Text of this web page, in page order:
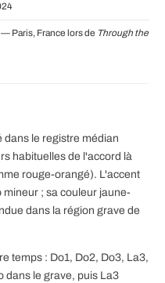
Paris, France lors de Through the
dans le registre médian
habituelles de l'accord là
rouge-orangé). L'accent
; sa couleur jaune-
dans la région grave de
temps : Do1, Do2, Do3, La3,
dans le grave, puis La3